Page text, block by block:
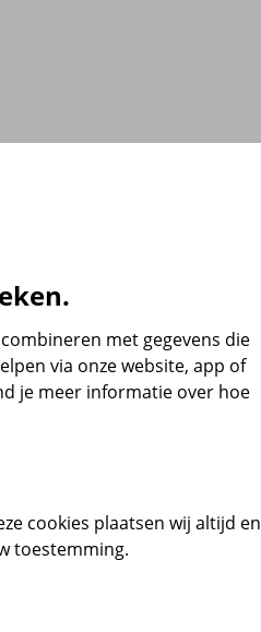
met gegevens die
via onze website, app of
je meer informatie over hoe
cookies plaatsen wij altijd en
toestemming.